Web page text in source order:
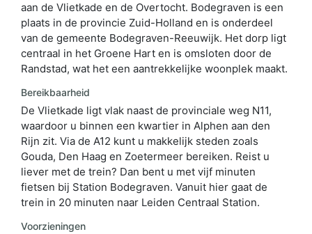
aan de Vlietkade en de Overtocht. Bodegraven is een
plaats in de provincie Zuid-Holland en is onderdeel
van de gemeente Bodegraven-Reeuwijk. Het dorp ligt
centraal in het Groene Hart en is omsloten door de
Randstad, wat het een aantrekkelijke woonplek maakt.
Bereikbaarheid
De Vlietkade ligt vlak naast de provinciale weg N11,
waardoor u binnen een kwartier in Alphen aan den
Rijn zit. Via de A12 kunt u makkelijk steden zoals
Gouda, Den Haag en Zoetermeer bereiken. Reist u
liever met de trein? Dan bent u met vijf minuten
fietsen bij Station Bodegraven. Vanuit hier gaat de
trein in 20 minuten naar Leiden Centraal Station.
Voorzieningen